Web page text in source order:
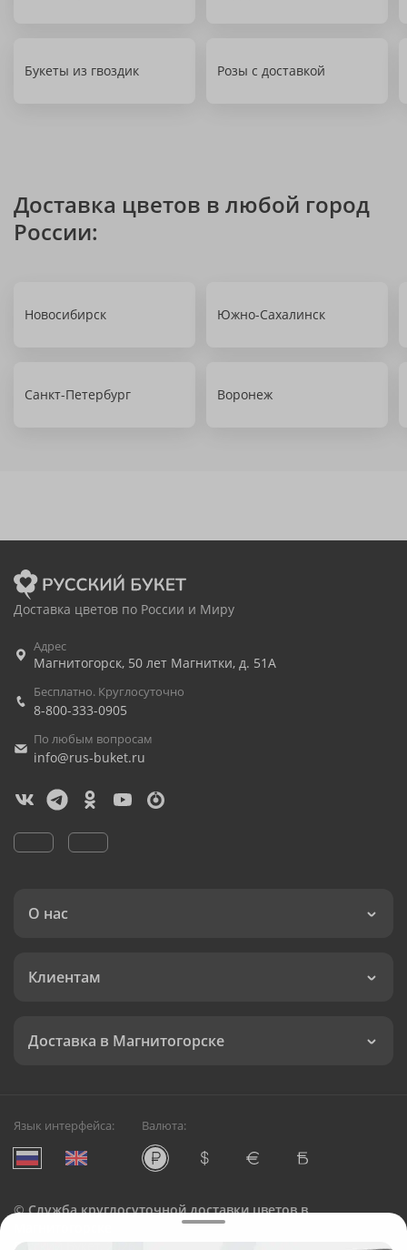
Букеты из гвоздик Розы с доставкой
Доставка цветов в любой город
России:
Новосибирск Южно-Сахалинск
Санкт-Петербург Воронеж
Доставка цветов по России и Миру
Адрес
Магнитогорск, 50 лет Магнитки, д. 51А
Бесплатно. Круглосуточно
8-800-333-0905
По любым вопросам
info@rus-buket.ru
О нас
Клиентам
Доставка в Магнитогорске
Язык интерфейса: Валюта:
©Служба круглосуточной доставки цветов в
Русский Букет, 2026